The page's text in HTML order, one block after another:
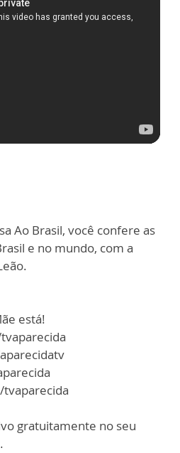
Ao Brasil, você confere as
e no mundo, com a
está!
gratuitamente no seu